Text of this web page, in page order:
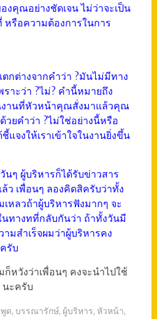
งคุณอย่างชัดเจน ไม่ว่าจะเป็น
รือความต้องการในการ
กต่างจากคำว่า ?มันไม่มีทาง
าะว่า ?ไม่? คำนี้หมายถึง
งานที่หัวหน้าคุณสั่งมาแล้วคุณ
วยคำว่า ?ไม่ใช่อย่างนี้หรือ
แจงให้เราเข้าใจในงานยิ่งขึ้น
นๆ ผู้บริหารก็ได้รับข่าวสาร
ว เพื่อนๆ ลองคิดสิครับว่าทั้ง
หลวถ้าผู้บริหารฟังมากๆ จะ
นทางทที่กลับกันว่า ถ้าทั้งวันมี
มสำเร็จผมว่าผู้บริหารคง
รับ
ก็หวังว่าเพื่อนๆ คงจะนำไปใช้
นะครับ
ด, บรรณารักษ์, ผู้บริหาร, หัวหน้า,